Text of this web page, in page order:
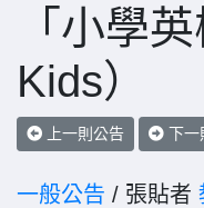
「小學
Kids）
上一則公告 下一
一般公告 / 張貼者